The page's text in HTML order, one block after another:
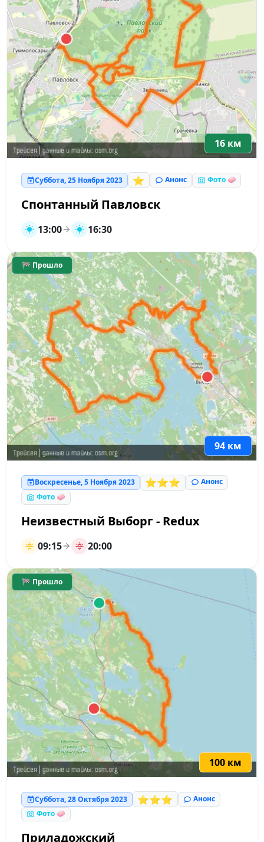
16 км
Суббота, 25 Ноября 2023 ⭐ Анонс Фото 🧼
Спонтанный Павловск
13:00 16:30
🏁 Прошло
94 км
Воскресенье, 5 Ноября 2023 ⭐⭐⭐
Анонс
Фото 🧼
Неизвестный Выборг - Redux
09:15 20:00
🏁 Прошло
100 км
Суббота, 28 Октября 2023 ⭐⭐⭐
Анонс
Фото 🧼
Приладожский